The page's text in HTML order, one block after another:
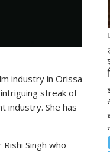
industry in Orissa
streak of
industry. She has
Singh who